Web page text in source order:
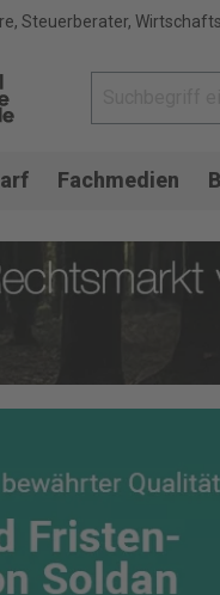
Steuerberater,
Fachmedien